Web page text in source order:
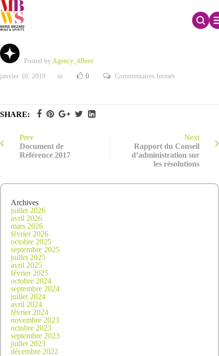
AG 2019 – Projet Avis de Convocation
Posted by Agency_4Beez
janvier 10, 2019 in 0 Commentaires ferméssur
SHARE:
Prev
Document de
Référence 2017
Next
Rapport du Conseil
d’administration sur
les résolutions
Archives
juillet 2026
avril 2026
mars 2026
février 2026
octobre 2025
septembre 2025
juillet 2025
avril 2025
février 2025
octobre 2024
septembre 2024
juillet 2024
avril 2024
février 2024
novembre 2023
octobre 2023
septembre 2023
juillet 2023
décembre 2022